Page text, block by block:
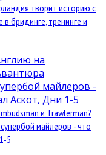
творит историю с
бридинге, тренинге и
и Trawlerman?
майлеров - что
5